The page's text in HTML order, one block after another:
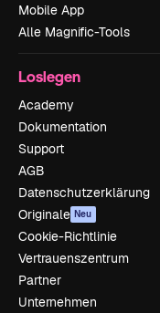
Mobile App
Alle Magnific-Tools
Loslegen
Academy
Dokumentation
Support
AGB
Datenschutzerklärung
Originale Neu
Cookie-Richtlinie
Vertrauenszentrum
Partner
Unternehmen